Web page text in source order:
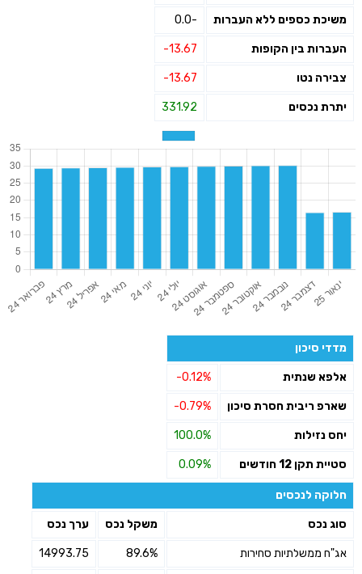
משיכת כספים ללא העברות -0.0
העברות בין הקופות -13.67
צבירה נטו -13.67
יתרת נכסים 331.92
מדדי סיכון
אלפא שנתית -0.12%
שארפ ריבית חסרת סיכון -0.79%
יחס נזילות 100.0%
סטיית תקן 12 חודשים 0.09%
חלוקה לנכסים
סוג נכס משקל נכס ערך נכס
אג"ח ממשלתיות סחירות 89.6%
14993.75